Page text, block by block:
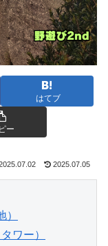
はてブ
ー
2025.07.05
ワー）